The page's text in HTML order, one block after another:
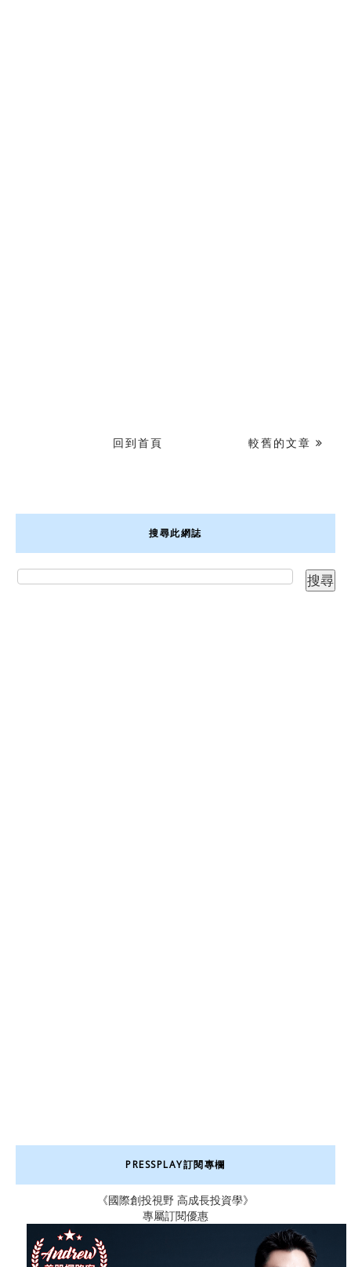
較舊的文章
回到首頁
搜尋此網誌
PRESSPLAY訂閱專欄
《國際創投視野 高成長投資學》
專屬訂閱優惠